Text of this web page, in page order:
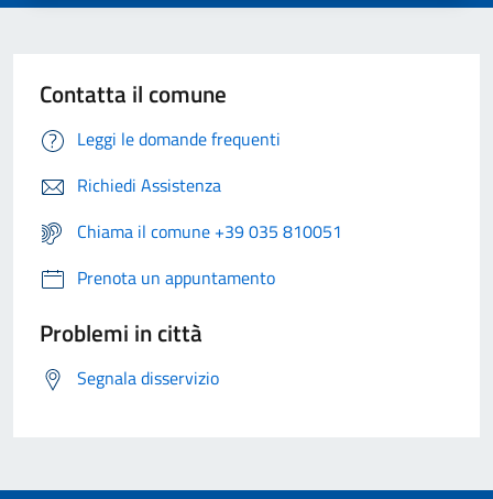
Contatta il comune
Leggi le domande frequenti
Richiedi Assistenza
Chiama il comune +39 035 810051
Prenota un appuntamento
Problemi in città
Segnala disservizio